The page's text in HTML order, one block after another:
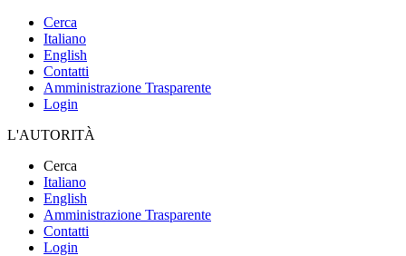
Cerca
Italiano
English
Contatti
Amministrazione Trasparente
Login
L'AUTORITÀ
Cerca
Italiano
English
Amministrazione Trasparente
Contatti
Login